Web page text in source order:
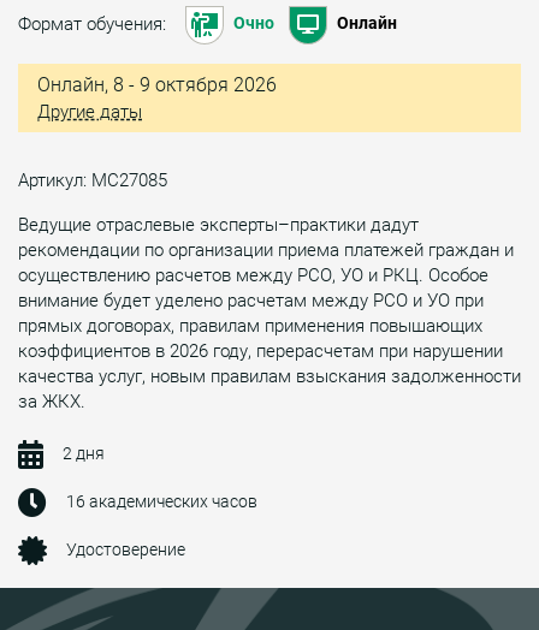
Формат обучения: Очно Онлайн
Онлайн, 8 - 9 октября 2026
Другие даты
Артикул: МС27085
Ведущие отраслевые эксперты–практики дадут
рекомендации по организации приема платежей граждан и
осуществлению расчетов между РСО, УО и РКЦ. Особое
внимание будет уделено расчетам между РСО и УО при
прямых договорах, правилам применения повышающих
коэффициентов в 2026 году, перерасчетам при нарушении
качества услуг, новым правилам взыскания задолженности
за ЖКХ.
2 дня
16 академических часов
Удостоверение